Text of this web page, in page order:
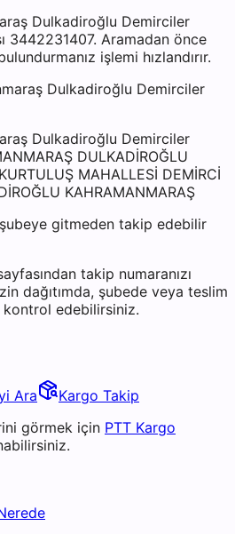
Dulkadiroğlu Demirciler
3442231407. Aramadan önce
işlemi hızlandırır.
Dulkadiroğlu Demirciler
Dulkadiroğlu Demirciler
DULKADİROĞLU
MAHALLESİ DEMİRCİ
KAHRAMANMARAŞ
gitmeden takip edebilir
takip numaranızı
dağıtımda, şubede veya teslim
kontrol edebilirsiniz.
Ara
Kargo Takip
görmek için PTT Kargo